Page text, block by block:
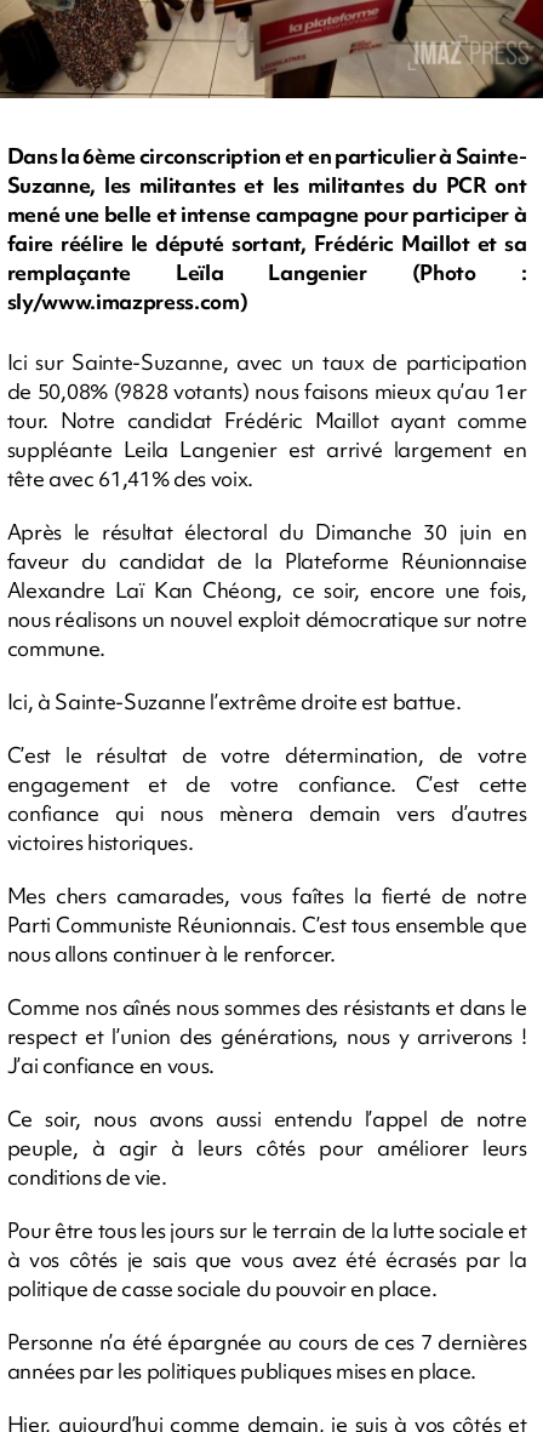
Dans la 6ème circonscription et en particulier à Sainte-
Suzanne, les militantes et les militantes du PCR ont
mené une belle et intense campagne pour participer à
faire réélire le député sortant, Frédéric Maillot et sa
remplaçante Leïla Langenier (Photo :
sly/www.imazpress.com)
Ici sur Sainte-Suzanne, avec un taux de participation
de 50,08% (9828 votants) nous faisons mieux qu’au 1er
tour. Notre candidat Frédéric Maillot ayant comme
suppléante Leila Langenier est arrivé largement en
tête avec 61,41% des voix.
Après le résultat électoral du Dimanche 30 juin en
faveur du candidat de la Plateforme Réunionnaise
Alexandre Laï Kan Chéong, ce soir, encore une fois,
nous réalisons un nouvel exploit démocratique sur notre
commune.
Ici, à Sainte-Suzanne l’extrême droite est battue.
C’est le résultat de votre détermination, de votre
engagement et de votre confiance. C’est cette
confiance qui nous mènera demain vers d’autres
victoires historiques.
Mes chers camarades, vous faîtes la fierté de notre
Parti Communiste Réunionnais. C’est tous ensemble que
nous allons continuer à le renforcer.
Comme nos aînés nous sommes des résistants et dans le
respect et l’union des générations, nous y arriverons !
J’ai confiance en vous.
Ce soir, nous avons aussi entendu l’appel de notre
peuple, à agir à leurs côtés pour améliorer leurs
conditions de vie.
Pour être tous les jours sur le terrain de la lutte sociale et
à vos côtés je sais que vous avez été écrasés par la
politique de casse sociale du pouvoir en place.
Personne n’a été épargnée au cours de ces 7 dernières
années par les politiques publiques mises en place.
Hier, aujourd’hui comme demain, je suis à vos côtés et